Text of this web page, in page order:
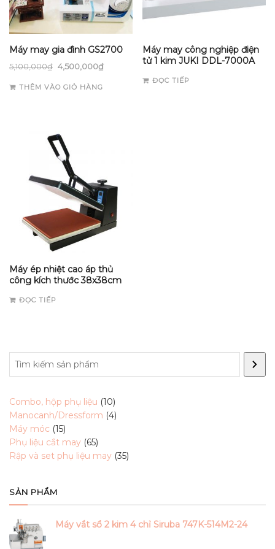
Máy may gia đình GS2700
5,100,000₫ 4,500,000₫
THÊM VÀO GIỎ HÀNG
Máy may công nghiệp điện
tử 1 kim JUKI DDL-7000A
ĐỌC TIẾP
Máy ép nhiệt cao áp thủ
công kích thước 38x38cm
ĐỌC TIẾP
Search
Combo, hộp phụ liệu 1010
products
Manocanh/Dressform 44
Máy móc 1515
products
Phụ liệu cắt may 6565
products
Rập và set phụ liệu may 3535
SẢN PHẨM
Máy vắt sổ 2 kim 4 chỉ Siruba 747K-514M2-24